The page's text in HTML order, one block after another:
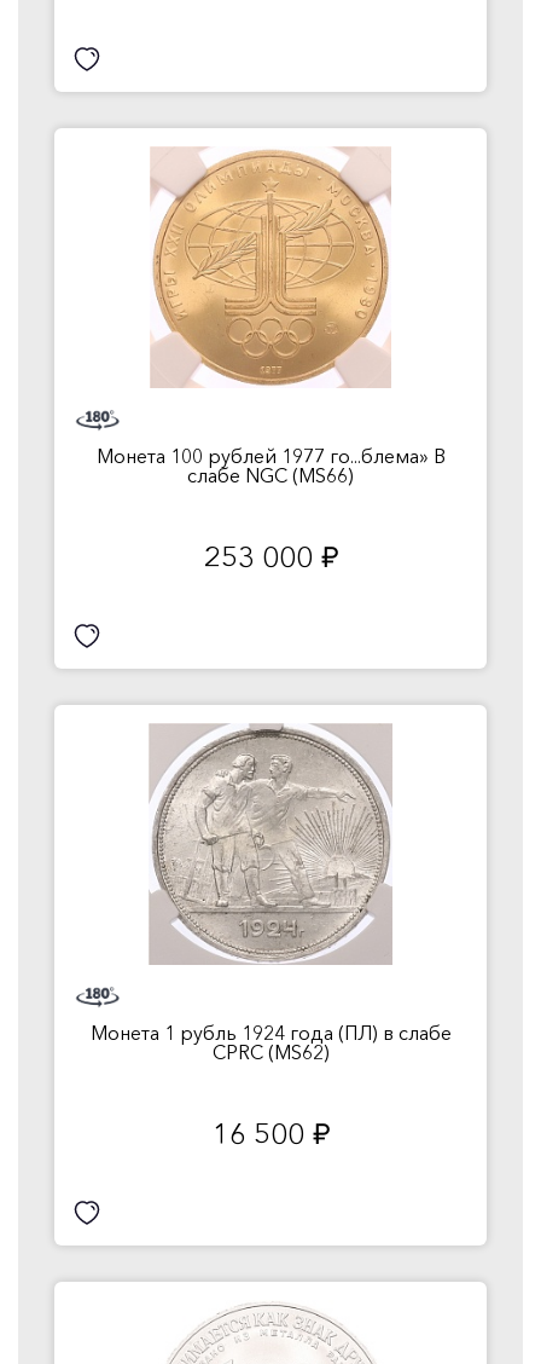
Монета 100 рублей 1977 го...блема» В
слабе NGC (MS66)
253 000 руб.
Монета 1 рубль 1924 года (ПЛ) в слабе
CPRC (MS62)
16 500 руб.